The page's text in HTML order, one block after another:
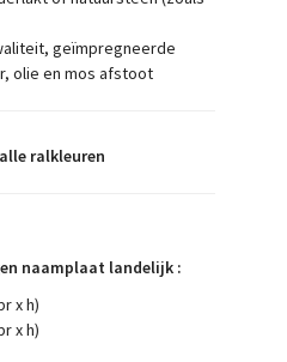
geïmpregneerde
olie en mos afstoot
ralkleuren
naamplaat landelijk :
x h)
x h)